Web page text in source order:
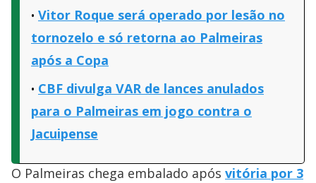
Vitor Roque será operado por lesão no
tornozelo e só retorna ao Palmeiras
após a Copa
CBF divulga VAR de lances anulados
para o Palmeiras em jogo contra o
Jacuipense
O Palmeiras chega embalado após vitória por 3